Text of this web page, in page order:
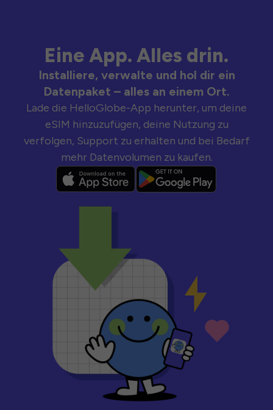
Eine App. Alles drin.
Installiere, verwalte und hol dir ein
Datenpaket – alles an einem Ort.
Lade die HelloGlobe-App herunter, um deine
eSIM hinzuzufügen, deine Nutzung zu
verfolgen, Support zu erhalten und bei Bedarf
mehr Datenvolumen zu kaufen.